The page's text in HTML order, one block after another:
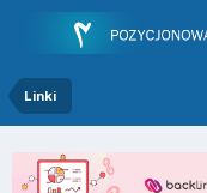
Linki